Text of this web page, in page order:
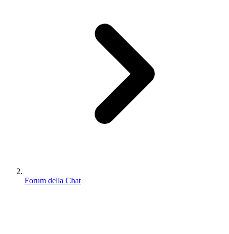
Forum della Chat